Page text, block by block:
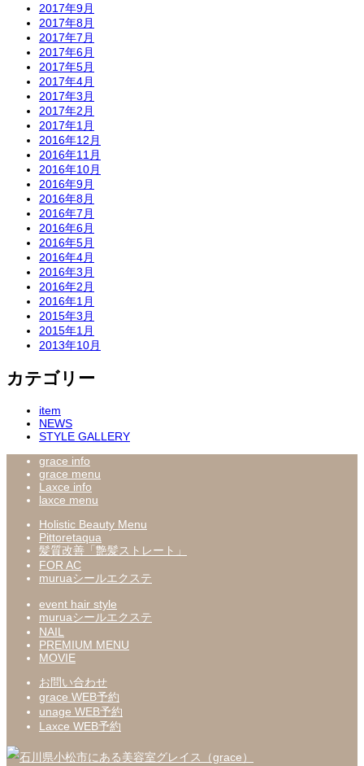
2017年9月
2017年8月
2017年7月
2017年6月
2017年5月
2017年4月
2017年3月
2017年2月
2017年1月
2016年12月
2016年11月
2016年10月
2016年9月
2016年8月
2016年7月
2016年6月
2016年5月
2016年4月
2016年3月
2016年2月
2016年1月
2015年3月
2015年1月
2013年10月
カテゴリー
item
NEWS
STYLE GALLERY
grace info
grace menu
Laxce info
laxce menu
Holistic Beauty Menu
Pittoretaqua
髪質改善「艶髪ストレート」
FOR AC
muruaシールエクステ
event hair style
muruaシールエクステ
NAIL
PREMIUM MENU
MOVIE
お問い合わせ
grace WEB予約
unage WEB予約
Laxce WEB予約